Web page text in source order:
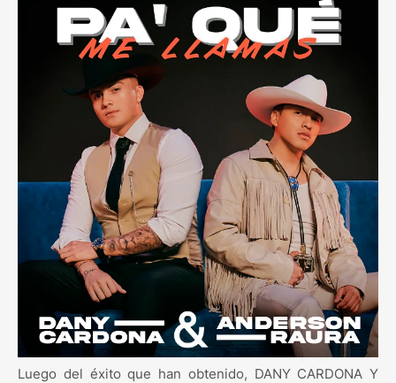
Luego del éxito que han obtenido, DANY CARDONA Y